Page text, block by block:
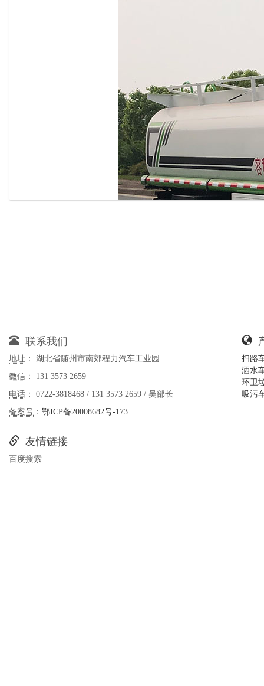
联系我们
地址 ： 湖北省随州市南郊程力汽车工业园
微信 ： 131 3573 2659
电话 ： 0722-3818468 / 131 3573 2659 / 吴部长
备案号 ： 鄂ICP备20008682号-173
扫路
洒水
环卫
吸污
友情链接
百度搜索